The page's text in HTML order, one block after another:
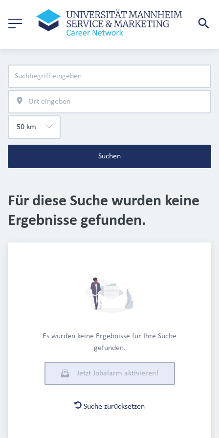
Suchen
Für diese Suche wurden keine
Ergebnisse gefunden.
Es wurden keine Ergebnisse für Ihre Suche
gefunden.
Jetzt Jobalarm aktivieren!
Suche zurücksetzen